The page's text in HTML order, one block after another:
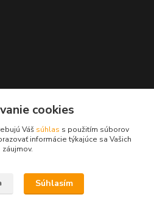
701cookies
Váš súhlas s použitím súborov
informácie týkajúce sa Vašich
záujmov.
Súhlasím